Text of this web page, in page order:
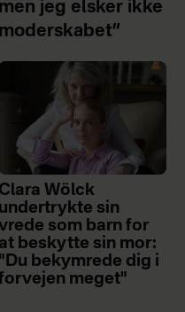
men jeg elsker ikke
moderskabet”
Clara Wölck
undertrykte sin
som barn for
at beskytte sin mor:
"Du bekymrede dig i
meget"